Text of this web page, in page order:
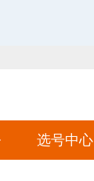
选号中心